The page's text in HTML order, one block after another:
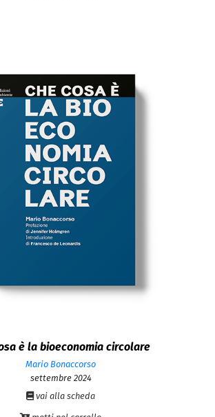
è la bioeconomia circolare
Mario Bonaccorso
settembre 2024
vai alla scheda